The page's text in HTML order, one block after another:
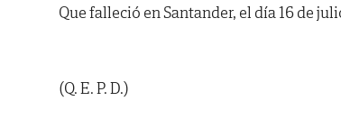
Que falleció en Santander, el día 16 de
(Q. E. P. D.)